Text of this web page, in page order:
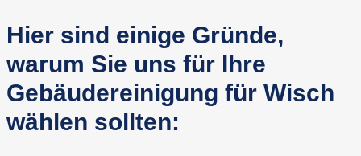
Hier sind einige Gründe,
warum Sie uns für Ihre
Gebäudereinigung für Wisch
wählen sollten: